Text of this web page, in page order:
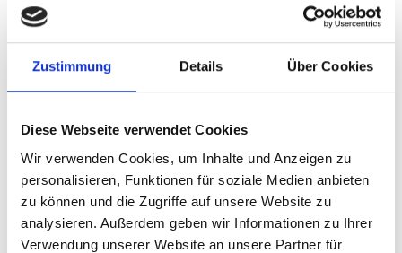
Zustimmung Details Über Cookies
Diese Webseite verwendet Cookies
Wir verwenden Cookies, um Inhalte und Anzeigen zu
personalisieren, Funktionen für soziale Medien anbieten
zu können und die Zugriffe auf unsere Website zu
analysieren. Außerdem geben wir Informationen zu Ihrer
Verwendung unserer Website an unsere Partner für
PLUS
PORTRAITS